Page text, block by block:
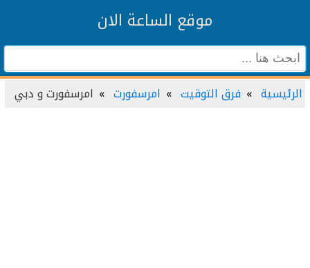
موقع الساعة الان
الرئيسية فرق التوقيت امرسفورت امرسفورت و دبي